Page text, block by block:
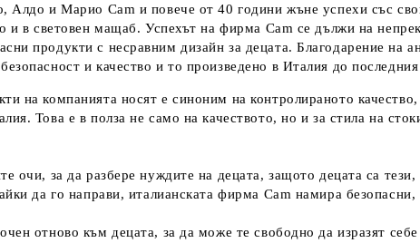
и Марио Cam и повече от 40 години жъне успехи със
и в световен мащаб. Успехът на фирма Cam се дължи на
продукти с несравним дизайн за децата. Благодарение на
и качество и то произведено в Италия до последния
на компанията носят е синоним на контролираното
Това е в полза не само на качеството, но и за стила на
очи, за да разбере нуждите на децата, защото децата са
да го направи, италианската фирма Cam намира
отново към децата, за да може те свободно да изразят